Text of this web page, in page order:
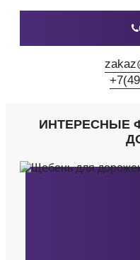
ИНТЕРЕСНЫЕ